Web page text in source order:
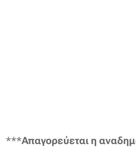
***Απαγορεύεται η